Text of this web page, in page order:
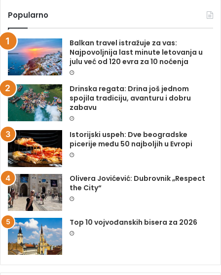
Popularno
Balkan travel istražuje za vas:
Najpovoljnija last minute letovanja u
julu već od 120 evra za 10 noćenja
Drinska regata: Drina još jednom
spojila tradiciju, avanturu i dobru
zabavu
Istorijski uspeh: Dve beogradske
picerije među 50 najboljih u Evropi
Olivera Jovićević: Dubrovnik „Respect
the City“
Top 10 vojvođanskih bisera za 2026